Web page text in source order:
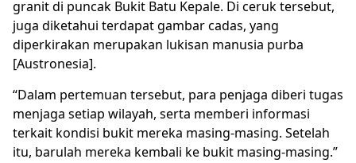
granit di puncak Bukit Batu Kepale. Di ceruk tersebut,
juga diketahui terdapat gambar cadas, yang
diperkirakan merupakan lukisan manusia purba
[Austronesia].
“Dalam pertemuan tersebut, para penjaga diberi tugas
menjaga setiap wilayah, serta memberi informasi
terkait kondisi bukit mereka masing-masing. Setelah
itu, barulah mereka kembali ke bukit masing-masing.”